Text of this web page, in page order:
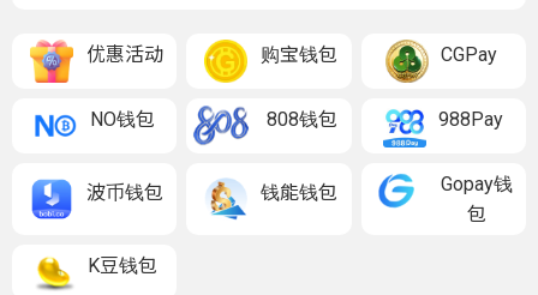
优惠活动 购宝钱包 CGPay
NO钱包 808钱包 988Pay
波币钱包 钱能钱包
Gopay钱
包
K豆钱包